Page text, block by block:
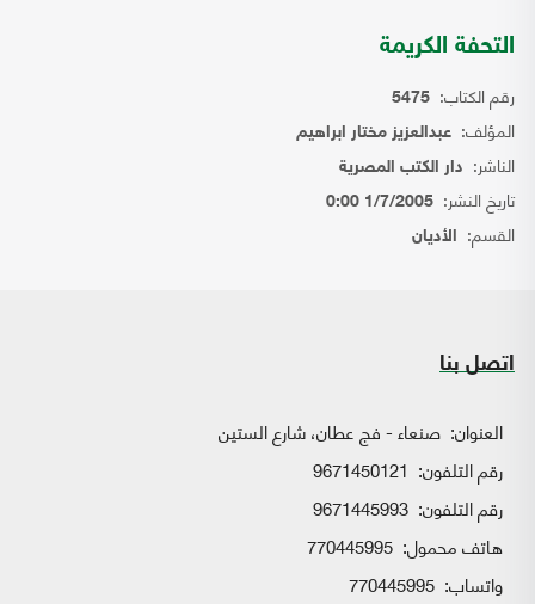
التحفة الكريمة
رقم الكتاب: 5475
المؤلف: عبدالعزيز مختار ابراهيم
الناشر: دار الكتب المصرية
تاريخ النشر: 1/7/2005 0:00
القسم: الأديان
اتصل بنا
العنوان: صنعاء - فج عطان، شارع الستين
رقم التلفون: 9671450121
رقم التلفون: 9671445993
هاتف محمول: 770445995
واتساب: